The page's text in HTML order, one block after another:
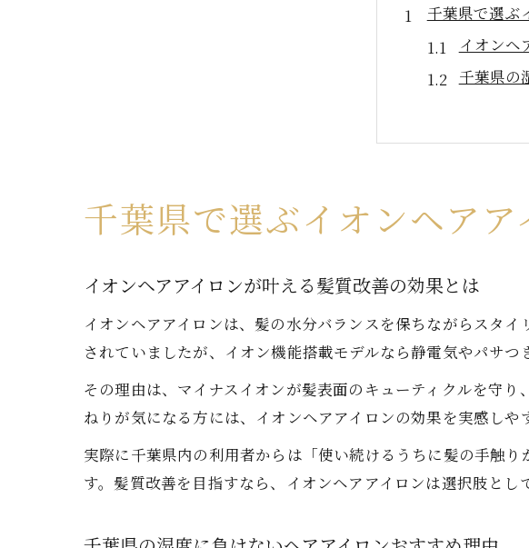
千葉県で選ぶ
イオンヘ
千葉県の
イオン
髪の広が
後れ毛スタ
後れ毛ア
コードレ
髪を傷め
人気の後
髪質別イオン
髪質ごと
細毛や剛
うねりや
千葉県で選ぶイオンヘアア
イオンヘアアイロンが叶える髪質改善の効果とは
イオンヘアアイロンは、髪の水分バランスを保ちながらスタ
されていましたが、イオン機能搭載モデルなら静電気やパサ
その理由は、マイナスイオンが髪表面のキューティクルを守
ねりが気になる方には、イオンヘアアイロンの効果を実感しや
実際に千葉県内の利用者からは「使い続けるうちに髪の手触
す。髪質改善を目指すなら、イオンヘアアイロンは選択肢とし